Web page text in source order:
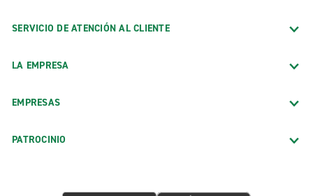
SERVICIO DE ATENCIÓN AL CLIENTE
LA EMPRESA
EMPRESAS
PATROCINIO